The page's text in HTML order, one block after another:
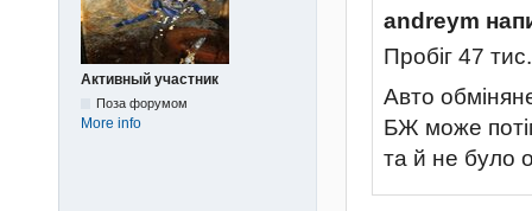
Активный участник
Поза форумом
More info
andreym
Пробіг 47
Авто
БЖ може
та й не було